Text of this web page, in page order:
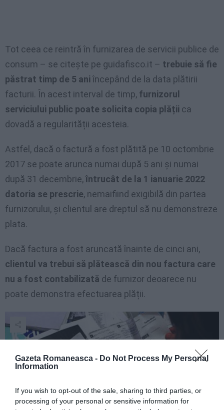
Gazeta Romaneasca - Do Not Process My Personal
Information
If you wish to opt-out of the sale, sharing to third parties, or
processing of your personal or sensitive information for
Tot ceea ce reintră în furnizarea de servicii publice de
consum – se citește pe guidafisco.it – trebuie să fie
păstrat timp de 5 ani începând de la data plătirii
facturii. În acest interval de timp, furnizorul
serviciului public poate solicita copia plății ca
dovadă a regularității acesteia.
Astfel, dacă o factură a fost plătită pe 10 octombrie
2017 se poate arunca numai după 5 ani și numai
după 31 decembrie,întrucât de la 1 ianuarie 2022
datoria se prescrie, nemaifiind exigibilă din partea
furnizorului, și clientul are dreptul să nu demonstreze
plata.
Dacă factura a fost aruncată înainte de cinci ani,
clientul va trebui să plătească din nou factura care
nu a fost contabilizată de furnizor deoarece nu
poate demonstra efectuarea plății.